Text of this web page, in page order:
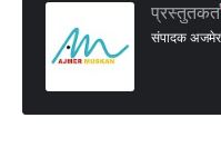
संपादक